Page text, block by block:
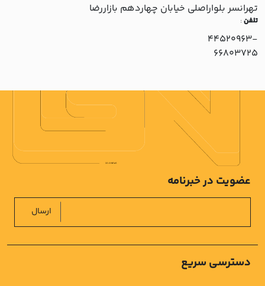
تهرانسر بلواراصلي خيابان چهاردهم بازاررضا
تلفن:
44520963-
66803725
دسترسی سریع
عضویت در خبرنامه
ارسال